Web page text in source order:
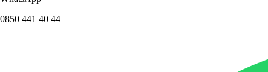
0850 441 40 44